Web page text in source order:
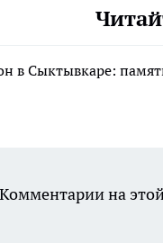
в Сыктывкаре:
Комментарии на